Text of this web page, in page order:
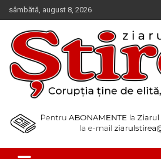
Skip
to
content
sâmbătă, august 8, 2026
Ziarul Știrea